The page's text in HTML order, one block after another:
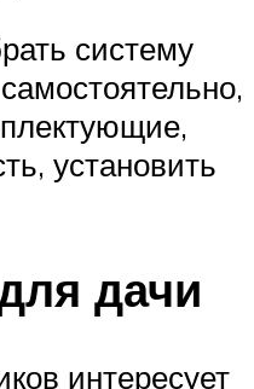
систему
установить
дачи
интересует